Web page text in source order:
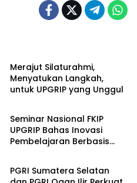
Merajut Silaturahmi,
Menyatukan Langkah,
untuk UPGRIP yang Unggul
Pendidikan
Seminar Nasional FKIP
UPGRIP Bahas Inovasi
Pembelajaran Berbasis
Nasional
Pendidikan
PGRI Sumatera Selatan